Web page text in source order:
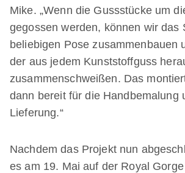
Mike. „Wenn die Gussstücke um
gegossen werden, können wir das
beliebigen Pose zusammenbauen
der aus jedem Kunststoffguss
zusammenschweißen. Das
dann bereit für die Handbemalung
Lieferung.“
Nachdem das Projekt nun
es am 19. Mai auf der Royal